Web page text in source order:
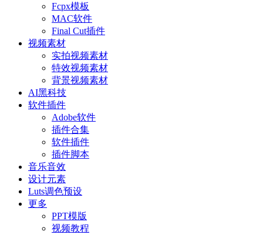
Fcpx模板
MAC软件
Final Cut插件
视频素材
实拍视频素材
特效视频素材
背景视频素材
AI黑科技
软件插件
Adobe软件
插件合集
软件插件
插件脚本
音乐音效
设计元素
Luts调色预设
更多
PPT模版
视频教程